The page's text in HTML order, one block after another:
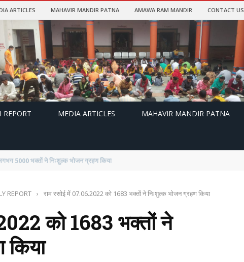
ARTICLES MAHAVIR MANDIR PATNA AMAWA RAM MANDIR CONTACT US
REPORT MEDIA ARTICLES MAHAVIR MANDIR PATNA
भक्तों ने निःशुल्क भोजन ग्रहण किया
REPORT › राम रसोई में 07.06.2022 को 1683 भक्तों ने निःशुल्क भोजन ग्रहण किया
को 1683 भक्तों ने